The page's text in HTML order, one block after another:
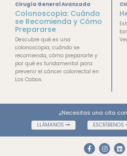
Cirugía General Avanzada
Colonoscopia: Cuándo
se Recomienda y Cómo
Prepararse
Descubre qué es una
colonoscopia, cuándo se
recomienda, cómo prepararte y
por qué es fundamental para
prevenir el cáncer colorrectal en
Los Cabos.
¿Necesitas una cita
LLÁMANOS ESCRÍBENOS